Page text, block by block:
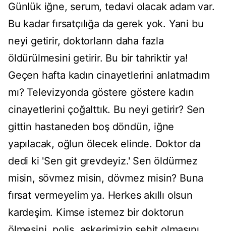
Günlük iğne, serum, tedavi olacak adam var.
Bu kadar fırsatçılığa da gerek yok. Yani bu
neyi getirir, doktorların daha fazla
öldürülmesini getirir. Bu bir tahriktir ya!
Geçen hafta kadın cinayetlerini anlatmadım
mı? Televizyonda göstere göstere kadın
cinayetlerini çoğalttık. Bu neyi getirir? Sen
gittin hastaneden boş döndün, iğne
yapılacak, oğlun ölecek elinde. Doktor da
dedi ki 'Sen git grevdeyiz.' Sen öldürmez
misin, sövmez misin, dövmez misin? Buna
fırsat vermeyelim ya. Herkes akıllı olsun
kardeşim. Kimse istemez bir doktorun